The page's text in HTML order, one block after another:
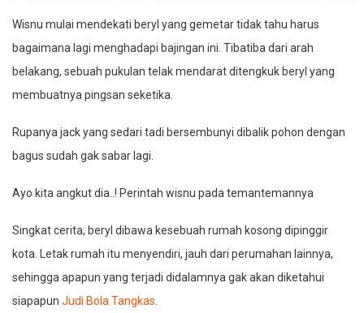
Wisnu mulai mendekati beryl yang gemetar tidak tahu harus
bagaimana lagi menghadapi bajingan ini. Tibatiba dari arah
belakang, sebuah pukulan telak mendarat ditengkuk beryl yang
membuatnya pingsan seketika.
Rupanya jack yang sedari tadi bersembunyi dibalik pohon dengan
bagus sudah gak sabar lagi.
Ayo kita angkut dia..! Perintah wisnu pada temantemannya
Singkat cerita, beryl dibawa kesebuah rumah kosong dipinggir
kota. Letak rumah itu menyendiri, jauh dari perumahan lainnya,
sehingga apapun yang terjadi didalamnya gak akan diketahui
siapapun Judi Bola Tangkas.